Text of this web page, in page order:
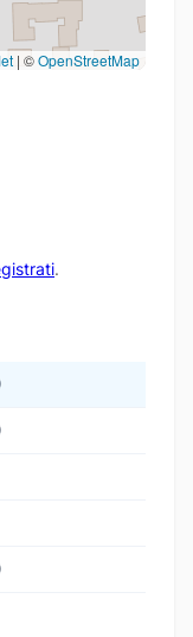
| ©OpenStreetMap
.